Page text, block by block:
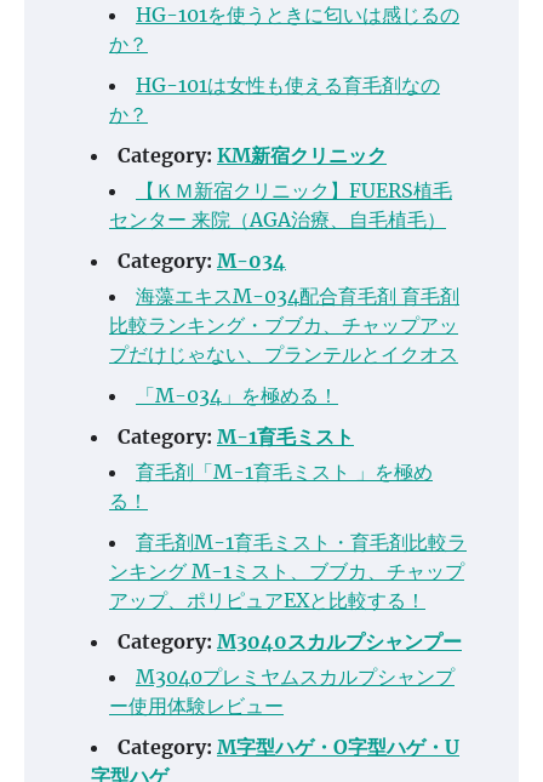
HG-101を使うときに匂いは感じるの
か？
HG-101は女性も使える育毛剤なの
か？
Category: KM新宿クリニック
【ＫＭ新宿クリニック】FUERS植毛
センター 来院（AGA治療、自毛植毛）
Category: M-034
海藻エキスM-034配合育毛剤 育毛剤
比較ランキング・ブブカ、チャップアッ
プだけじゃない、プランテルとイクオス
「M-034」を極める！
Category: M-1育毛ミスト
育毛剤「M-1育毛ミスト 」を極め
る！
育毛剤M-1育毛ミスト・育毛剤比較ラ
ンキング M-1ミスト、ブブカ、チャップ
アップ、ポリピュアEXと比較する！
Category: M3040スカルプシャンプー
M3040プレミヤムスカルプシャンプ
ー使用体験レビュー
Category: M字型ハゲ・O字型ハゲ・U
字型ハゲ